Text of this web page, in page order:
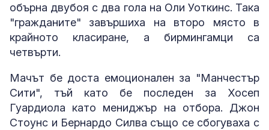
обърна двубоя с два гола на Оли Уоткинс. Така
"гражданите" завършиха на второ място в
крайното класиране, а бирмингамци са
четвърти.
Мачът бе доста емоционален за "Манчестър
Сити", тъй като бе последен за Хосеп
Гуардиола като мениджър на отбора. Джон
Стоунс и Бернардо Силва също се сбогуваха с